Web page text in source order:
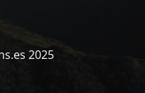
2025